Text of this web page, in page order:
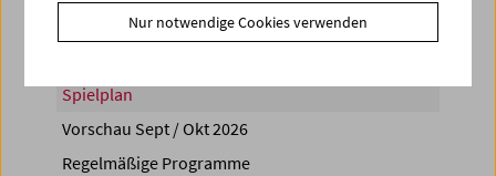
Spielplan
Vorschau Sept / Okt 2026
Regelmäßige Programme
Nur notwendige Cookies verwenden